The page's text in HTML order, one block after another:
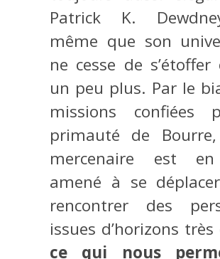
Patrick K.
même que son
ne cesse de s’étoffer
un peu plus. Par le
missions confiées
primauté de
mercenaire est
amené à se
rencontrer des
issues d’horizons très
ce qui nous